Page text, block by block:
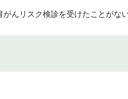
んリスク検診を受けたことがな